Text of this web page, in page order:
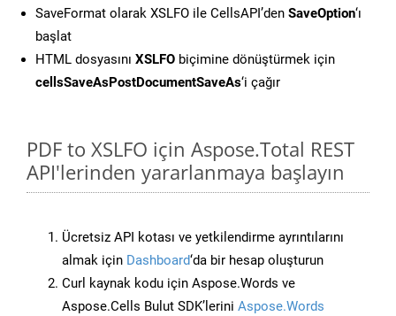
SaveFormat olarak XSLFO ile CellsAPI’den SaveOption‘ı
başlat
HTML dosyasını XSLFO biçimine dönüştürmek için
cellsSaveAsPostDocumentSaveAs‘i çağır
PDF to XSLFO için Aspose.Total REST
API'lerinden yararlanmaya başlayın
Ücretsiz API kotası ve yetkilendirme ayrıntılarını
almak için Dashboard‘da bir hesap oluşturun
Curl kaynak kodu için Aspose.Words ve
Aspose.Cells Bulut SDK’lerini Aspose.Words